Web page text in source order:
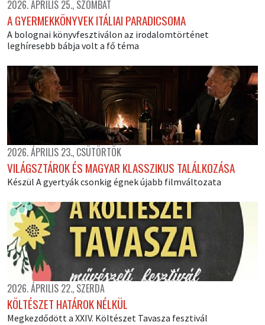
2026. ÁPRILIS 25., SZOMBAT
A GYERMEKKÖNYVEK ITÁLIAI PARADICSOMA
A bolognai könyvfesztiválon az irodalomtörténet
leghíresebb bábja volt a fő téma
2026. ÁPRILIS 23., CSÜTÖRTÖK
VILÁGSZTÁROK ÉS MAGYAR KLASSZIKUS TALÁLKOZÁSA
Készül A gyertyák csonkig égnek újabb filmváltozata
2026. ÁPRILIS 22., SZERDA
KÖLTÉSZET HATÁROK NÉLKÜL
Megkezdődött a XXIV. Költészet Tavasza fesztivál